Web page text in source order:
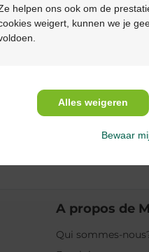
A propos de
Qui sommes-
helpen ons ook om de
weigert, kunnen we je
Alles weigeren
Bewaar